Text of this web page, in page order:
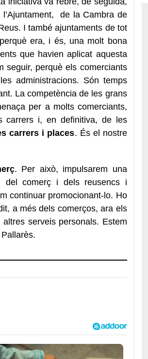
de la Cambra de
I també ajuntaments de tot
era, i és, una molt bona
que havien aplicat aquesta
seguir, perquè els comerciants
administracions. Són temps
La competència de les grans
per a molts comerciants,
carrers i, en definitiva, de les
carrers i places. És el nostre
. Per això, impulsarem una
del comerç i dels reusencs i
continuar promocionant-lo. Ho
a més dels comerços, ara els
serveis personals. Estem